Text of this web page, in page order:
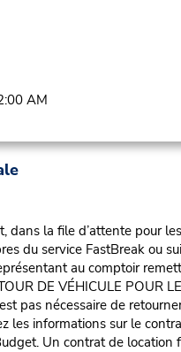
AM
dans la file d’attente pour
du service FastBreak ou
au comptoir
DE VÉHICULE POUR
pas nécessaire de
les informations sur le
Un contrat de